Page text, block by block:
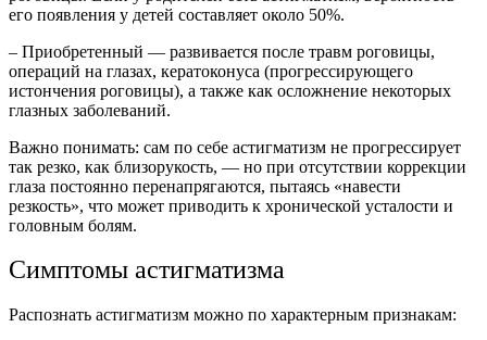
его появления у детей составляет около 50%.
– Приобретенный — развивается после травм роговицы,
операций на глазах, кератоконуса (прогрессирующего
истончения роговицы), а также как осложнение некоторых
глазных заболеваний.
Важно понимать: сам по себе астигматизм не прогрессирует
так резко, как близорукость, — но при отсутствии коррекции
глаза постоянно перенапрягаются, пытаясь «навести
резкость», что может приводить к хронической усталости и
головным болям.
Симптомы астигматизма
Распознать астигматизм можно по характерным признакам: